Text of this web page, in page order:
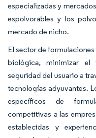
especializadas y
espolvorables y los
mercado de nicho.
El sector de
biológica, minimizar
seguridad del usuario a
tecnologías adyuvantes.
específicos de
competitivas a las
establecidas y